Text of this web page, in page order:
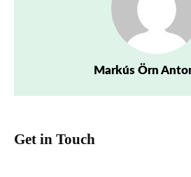
Markús Örn
Get in Touch